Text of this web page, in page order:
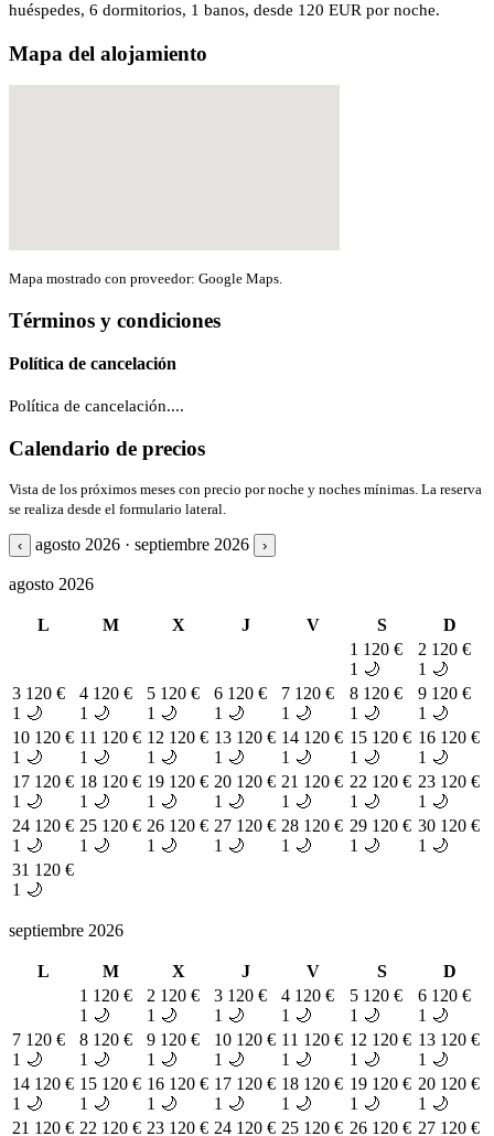
huéspedes, 6 dormitorios, 1 banos, desde 120 EUR por noche.
Mapa del alojamiento
Mapa mostrado con proveedor: Google Maps.
Términos y condiciones
Política de cancelación
Política de cancelación....
Calendario de precios
Vista de los próximos meses con precio por noche y noches mínimas. La reserva
se realiza desde el formulario lateral.
‹ agosto 2026 · septiembre 2026 ›
agosto 2026
L M X J V S
D
1 120 €
1 🌙
2 120 €
1 🌙
3 120 €
1 🌙
4 120 €
1 🌙
5 120 €
1 🌙
6 120 €
1 🌙
7 120 €
1 🌙
8 120 €
1 🌙
9 120 €
1 🌙
10 120 €
1 🌙
11 120 €
1 🌙
12 120 €
1 🌙
13 120 €
1 🌙
14 120 €
1 🌙
15 120 €
1 🌙
16 120 €
1 🌙
17 120 €
1 🌙
18 120 €
1 🌙
19 120 €
1 🌙
20 120 €
1 🌙
21 120 €
1 🌙
22 120 €
1 🌙
23 120 €
1 🌙
24 120 €
1 🌙
25 120 €
1 🌙
26 120 €
1 🌙
27 120 €
1 🌙
28 120 €
1 🌙
29 120 €
1 🌙
30 120 €
1 🌙
31 120 €
1 🌙
septiembre 2026
L M X J V S
D
1 120 €
1 🌙
2 120 €
1 🌙
3 120 €
1 🌙
4 120 €
1 🌙
5 120 €
1 🌙
6 120 €
1 🌙
7 120 €
1 🌙
8 120 €
1 🌙
9 120 €
1 🌙
10 120 €
1 🌙
11 120 €
1 🌙
12 120 €
1 🌙
13 120 €
1 🌙
14 120 €
1 🌙
15 120 €
1 🌙
16 120 €
1 🌙
17 120 €
1 🌙
18 120 €
1 🌙
19 120 €
1 🌙
20 120 €
1 🌙
21 120 € 22 120 € 23 120 € 24 120 € 25 120 € 26 120 € 27 120 €